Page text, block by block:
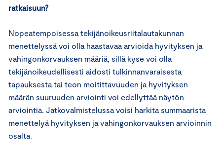
ratkaisuun?
Nopeatempoisessa tekijänoikeusriitalautakunnan
menettelyssä voi olla haastavaa arvioida hyvityksen ja
vahingonkorvauksen määriä, sillä kyse voi olla
tekijänoikeudellisesti aidosti tulkinnanvaraisesta
tapauksesta tai teon moitittavuuden ja hyvityksen
määrän suuruuden arviointi voi edellyttää näytön
arviointia. Jatkovalmistelussa voisi harkita summaarista
menettelyä hyvityksen ja vahingonkorvauksen arvioinnin
osalta.